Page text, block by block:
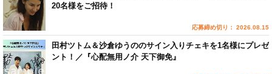
20名様をご招待！
応募締め切り： 2026.08.15
田村ツトム＆沙倉ゆうののサイン入りチェキを1名様にプレゼ
ント！／『心配無用ノ介 天下御免』